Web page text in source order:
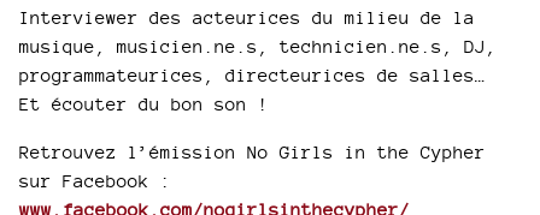
Interviewer des acteurices du milieu de la
musique, musicien.ne.s, technicien.ne.s, DJ,
programmateurices, directeurices de salles…
Et écouter du bon son !
Retrouvez l’émission No Girls in the Cypher
sur Facebook :
www.facebook.com/nogirlsinthecypher/